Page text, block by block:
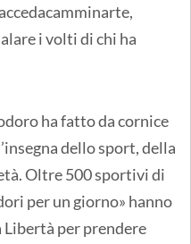
i volti di chi ha
ha fatto da cornice
dello sport, della
Oltre 500 sportivi di
per un giorno» hanno
per prendere